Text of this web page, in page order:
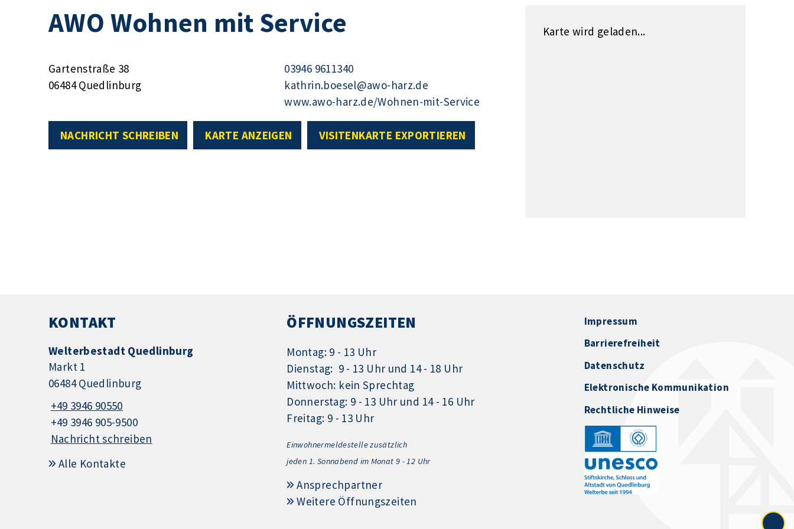
AWO Wohnen mit Service
Gartenstraße 38
06484 Quedlinburg
03946 9611340
kathrin.boesel@awo-harz.de
www.awo-harz.de/Wohnen-mit-Service
NACHRICHT SCHREIBEN KARTE ANZEIGEN VISITENKARTE EXPORTIEREN
Karte wird geladen...
KONTAKT
Welterbestadt Quedlinburg
Markt 1
06484 Quedlinburg
+49 3946 90550
+49 3946 905-9500
Nachricht schreiben
Alle Kontakte
ÖFFNUNGSZEITEN
Montag: 9 - 13 Uhr
Dienstag: 9 - 13 Uhr und 14 - 18 Uhr
Mittwoch: kein Sprechtag
Donnerstag: 9 - 13 Uhr und 14 - 16 Uhr
Freitag: 9 - 13 Uhr
Einwohnermeldestelle zusätzlich
jeden 1. Sonnabend im Monat 9 - 12 Uhr
Ansprechpartner
Weitere Öffnungszeiten
Impressum
Barrierefreiheit
Datenschutz
Elektronische Kommunikation
Rechtliche Hinweise